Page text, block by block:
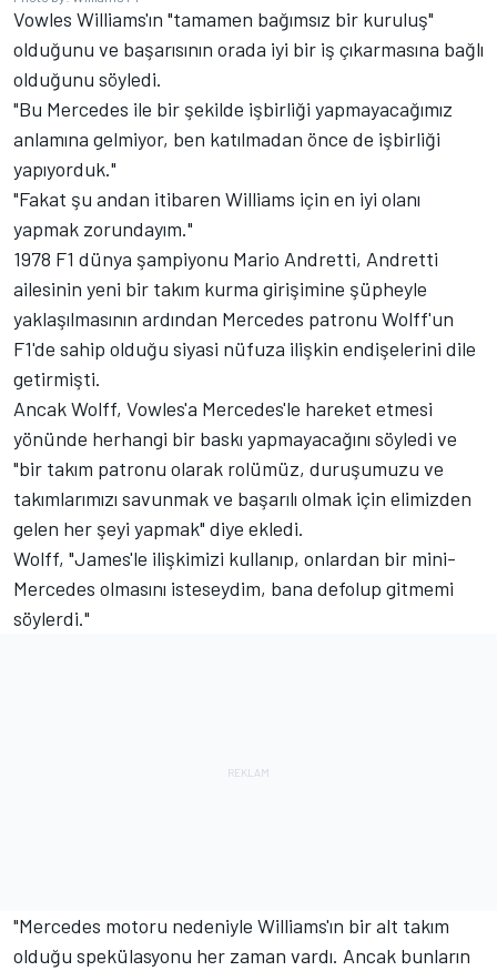
Vowles Williams'ın "tamamen bağımsız bir kuruluş"
olduğunu ve başarısının orada iyi bir iş çıkarmasına bağlı
olduğunu söyledi.
"Bu Mercedes ile bir şekilde işbirliği yapmayacağımız
anlamına gelmiyor, ben katılmadan önce de işbirliği
yapıyorduk."
"Fakat şu andan itibaren Williams için en iyi olanı
yapmak zorundayım."
1978 F1 dünya şampiyonu Mario Andretti, Andretti
ailesinin yeni bir takım kurma girişimine şüpheyle
yaklaşılmasının ardından Mercedes patronu Wolff'un
F1'de sahip olduğu siyasi nüfuza ilişkin endişelerini dile
getirmişti.
Ancak Wolff, Vowles'a Mercedes'le hareket etmesi
yönünde herhangi bir baskı yapmayacağını söyledi ve
"bir takım patronu olarak rolümüz, duruşumuzu ve
takımlarımızı savunmak ve başarılı olmak için elimizden
gelen her şeyi yapmak" diye ekledi.
Wolff, "James'le ilişkimizi kullanıp, onlardan bir mini-
Mercedes olmasını isteseydim, bana defolup gitmemi
söylerdi."
"Mercedes motoru nedeniyle Williams'ın bir alt takım
olduğu spekülasyonu her zaman vardı. Ancak bunların